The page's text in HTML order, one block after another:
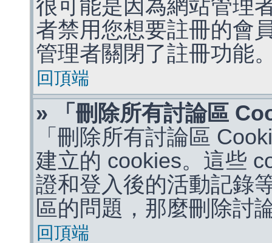
很可能是因為網站管理
者禁用您想要註冊的會
管理者關閉了註冊功能
回頂端
» 「刪除所有討論區
「刪除所有討論區
建立的 cookies。這些
證和登入後的活動記錄
區的問題，那麼刪除討
回頂端